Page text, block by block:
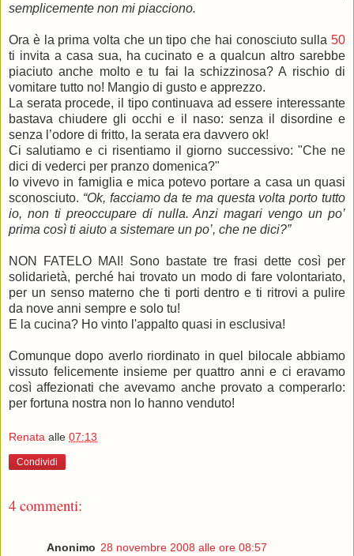
semplicemente non mi piacciono.
Ora è la prima volta che un tipo che hai conosciuto sulla 50
ti invita a casa sua, ha cucinato e a qualcun altro sarebbe
piaciuto anche molto e tu fai la schizzinosa? A rischio di
vomitare tutto no! Mangio di gusto e apprezzo.
La serata procede, il tipo continuava ad essere interessante
bastava chiudere gli occhi e il naso: senza il disordine e
senza l’odore di fritto, la serata era davvero ok!
Ci salutiamo e ci risentiamo il giorno successivo: "Che ne
dici di vederci per pranzo domenica?"
Io vivevo in famiglia e mica potevo portare a casa un quasi
sconosciuto. “Ok, facciamo da te ma questa volta porto tutto
io, non ti preoccupare di nulla. Anzi magari vengo un po’
prima così ti aiuto a sistemare un po’, che ne dici?”
NON FATELO MAI! Sono bastate tre frasi dette così per
solidarietà, perché hai trovato un modo di fare volontariato,
per un senso materno che ti porti dentro e ti ritrovi a pulire
da nove anni sempre e solo tu!
E la cucina? Ho vinto l'appalto quasi in esclusiva!
Comunque dopo averlo riordinato in quel bilocale abbiamo
vissuto felicemente insieme per quattro anni e ci eravamo
così affezionati che avevamo anche provato a comperarlo:
per fortuna nostra non lo hanno venduto!
Renata alle 07:13
Condividi
4 commenti:
Anonimo 28 novembre 2008 alle ore 08:57